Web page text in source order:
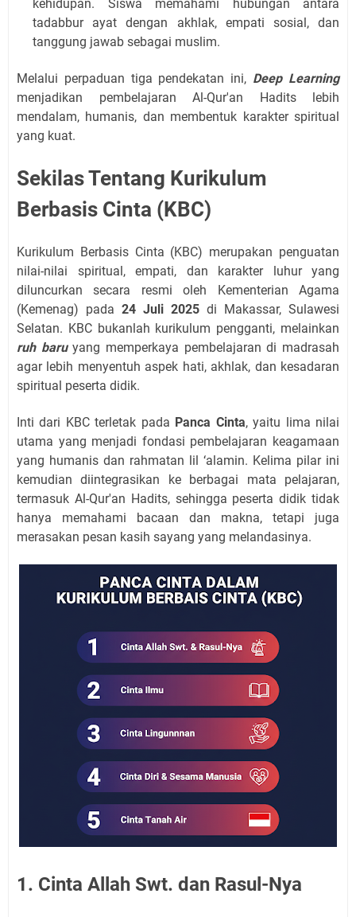
kehidupan. Siswa memahami hubungan antara
tadabbur ayat dengan akhlak, empati sosial, dan
tanggung jawab sebagai muslim.
Melalui perpaduan tiga pendekatan ini, Deep Learning
menjadikan pembelajaran Al-Qur'an Hadits lebih
mendalam, humanis, dan membentuk karakter spiritual
yang kuat.
Sekilas Tentang Kurikulum
Berbasis Cinta (KBC)
Kurikulum Berbasis Cinta (KBC) merupakan penguatan
nilai-nilai spiritual, empati, dan karakter luhur yang
diluncurkan secara resmi oleh Kementerian Agama
(Kemenag) pada 24 Juli 2025 di Makassar, Sulawesi
Selatan. KBC bukanlah kurikulum pengganti, melainkan
ruh baruyang memperkaya pembelajaran di madrasah
agar lebih menyentuh aspek hati, akhlak, dan kesadaran
spiritual peserta didik.
Inti dari KBC terletak pada Panca Cinta, yaitu lima nilai
utama yang menjadi fondasi pembelajaran keagamaan
yang humanis dan rahmatan lil ‘alamin. Kelima pilar ini
kemudian diintegrasikan ke berbagai mata pelajaran,
termasuk Al-Qur'an Hadits, sehingga peserta didik tidak
hanya memahami bacaan dan makna, tetapi juga
merasakan pesan kasih sayang yang melandasinya.
1. Cinta Allah Swt. dan Rasul-Nya